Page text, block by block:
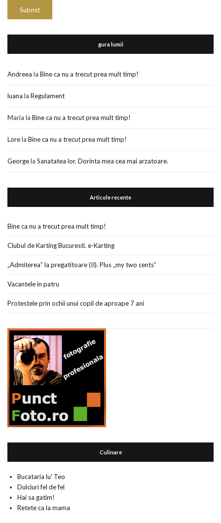
gura lumii
Andreea la Bine ca nu a trecut prea mult timp!
luana la Regulament
Maria la Bine ca nu a trecut prea mult timp!
Lorela Bine ca nu a trecut prea mult timp!
Georgela Sanatatea lor. Dorinta mea cea mai arzatoare.
Articole recente
Bine ca nu a trecut prea mult timp!
Clubul de Karting Bucuresti. e-Karting
„Admiterea” la pregatitoare (II). Plus „my two cents”
Vacantele in patru
Protestele prin ochii unui copil de aproape 7 ani
Culinare
Bucataria lu' Teo
Dulciuri fel de fel
Hai sa gatim!
Retete ca la mama